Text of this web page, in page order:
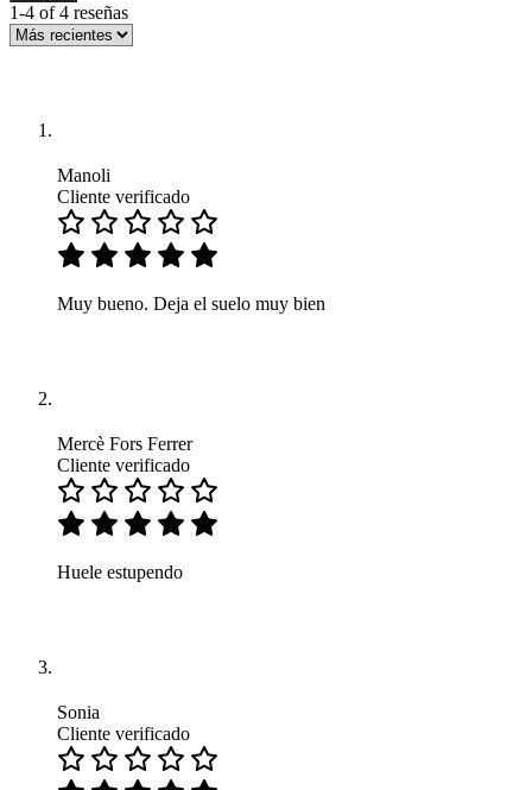
1-4 of 4 reseñas
Manoli
Cliente verificado
Muy bueno. Deja el suelo muy bien
Mercè Fors Ferrer
Cliente verificado
Huele estupendo
Sonia
Cliente verificado